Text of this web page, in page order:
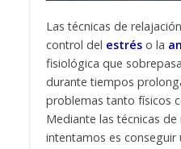
Las técnicas de
control del estréso la
fisiológica que
durante tiempos
problemas tanto físicos
Mediante las técnicas
intentamos es conseguir